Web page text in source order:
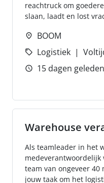
reachtruck om
slaan, laadt en lost
BOOM
Logistiek
15 dagen geleden
Warehouse
Als teamleader in het
medeverantwoordelijk
team van ongeveer 40
jouw taak om het